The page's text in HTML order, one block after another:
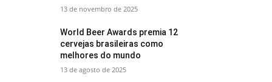
13 de novembro de 2025
World Beer Awards premia 12
cervejas brasileiras como
melhores do mundo
13 de agosto de 2025